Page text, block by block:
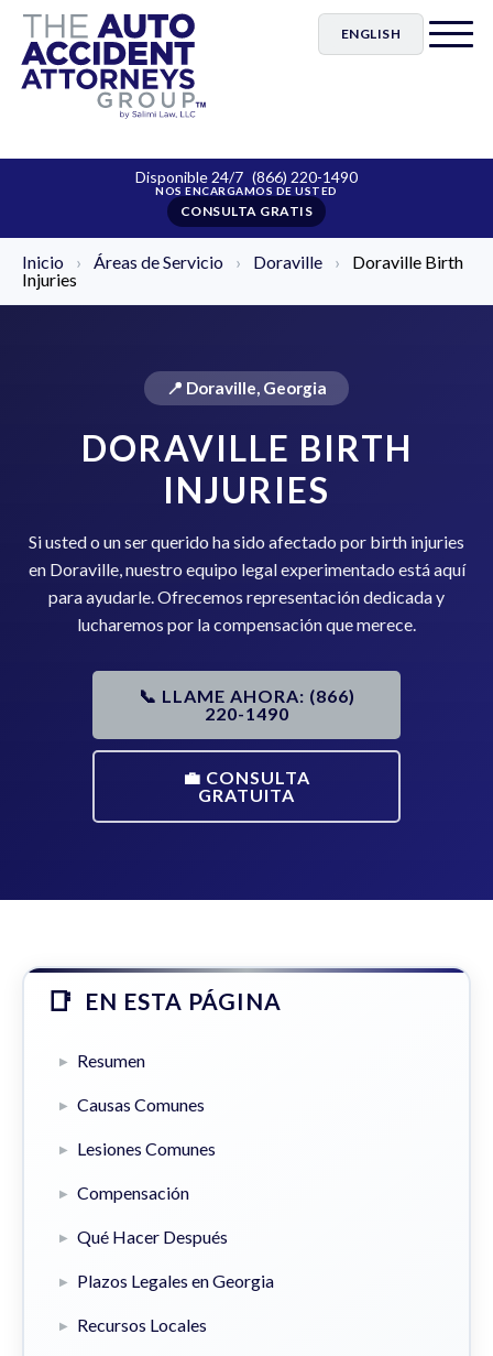
ENGLISH
Disponible 24/7 (866) 220-1490
CONSULTA GRATIS
Inicio › Áreas de Servicio › Doraville ›
Doraville Birth
Injuries
📍 Doraville, Georgia
DORAVILLE BIRTH
INJURIES
Si usted o un ser querido ha sido afectado por birth injuries
en Doraville, nuestro equipo legal experimentado está aquí
para ayudarle. Ofrecemos representación dedicada y
lucharemos por la compensación que merece.
📞 LLAME AHORA: (866)
220-1490
💼 CONSULTA
GRATUITA
EN ESTA PÁGINA
Resumen
Causas Comunes
Lesiones Comunes
Compensación
Qué Hacer Después
Plazos Legales en Georgia
Recursos Locales